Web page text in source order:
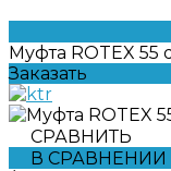
Муфта ROTEX 55
Заказать
СРАВНИТЬ
В СРАВНЕНИИ